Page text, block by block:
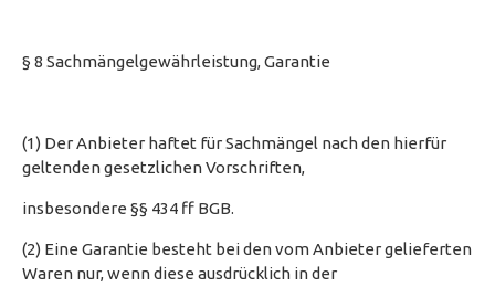
§ 8 Sachmängelgewährleistung, Garantie
(1) Der Anbieter haftet für Sachmängel nach den hierfür
geltenden gesetzlichen Vorschriften,
insbesondere §§ 434 ff BGB.
(2) Eine Garantie besteht bei den vom Anbieter gelieferten
Waren nur, wenn diese ausdrücklich in der